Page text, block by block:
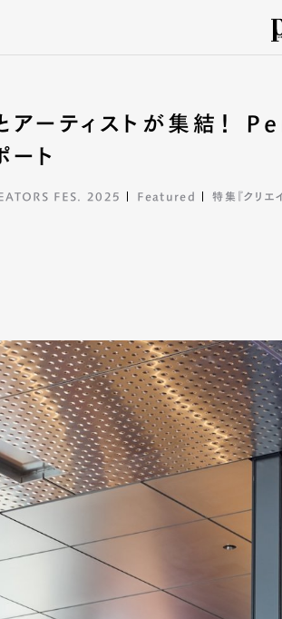
アーティストが集結！
ート
FES. 2025 Featured 特集『クリエ